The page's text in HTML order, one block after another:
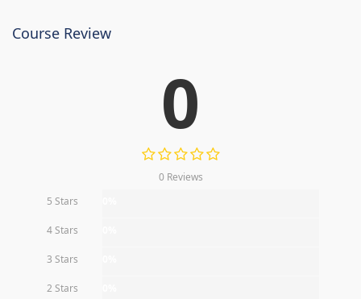
Course Review
0
0 Reviews
5 Stars
4 Stars
3 Stars
2 Stars